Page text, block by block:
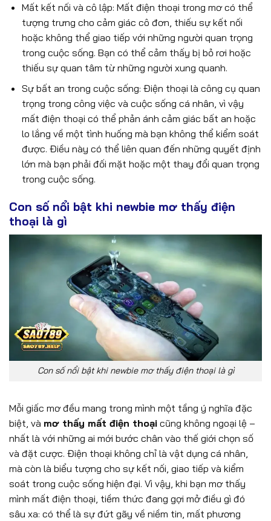
Mất kết nối và cô lập: Mất điện thoại trong mơ có thể
tượng trưng cho cảm giác cô đơn, thiếu sự kết nối
hoặc không thể giao tiếp với những người quan trọng
trong cuộc sống. Bạn có thể cảm thấy bị bỏ rơi hoặc
thiếu sự quan tâm từ những người xung quanh.
Sự bất an trong cuộc sống: Điện thoại là công cụ quan
trọng trong công việc và cuộc sống cá nhân, vì vậy
mất điện thoại có thể phản ánh cảm giác bất an hoặc
lo lắng về một tình huống mà bạn không thể kiểm soát
được. Điều này có thể liên quan đến những quyết định
lớn mà bạn phải đối mặt hoặc một thay đổi quan trọng
trong cuộc sống.
Con số nổi bật khi newbie mơ thấy điện
thoại là gì
Con số nổi bật khi newbie mơ thấy điện thoại là gì
Mỗi giấc mơ đều mang trong mình một tầng ý nghĩa đặc
biệt, và mơ thấy mất điện thoại cũng không ngoại lệ –
nhất là với những ai mới bước chân vào thế giới chọn số
và đặt cược. Điện thoại không chỉ là vật dụng cá nhân,
mà còn là biểu tượng cho sự kết nối, giao tiếp và kiểm
soát trong cuộc sống hiện đại. Vì vậy, khi bạn mơ thấy
mình mất điện thoại, tiềm thức đang gợi mở điều gì đó
sâu xa: có thể là sự đứt gãy về niềm tin, mất phương